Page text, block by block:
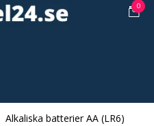
0
Alkaliska batterier AA (LR6)